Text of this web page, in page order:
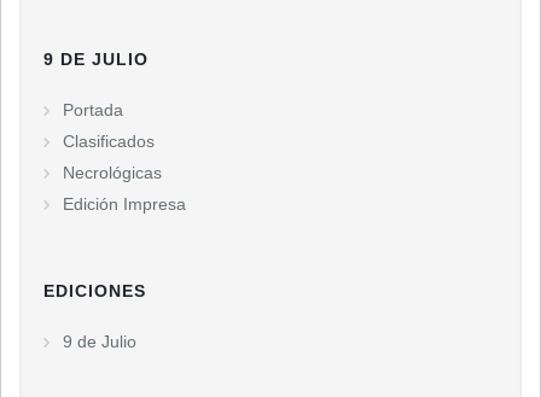
9 DE JULIO
Portada
Clasificados
Necrológicas
Edición Impresa
EDICIONES
9 de Julio